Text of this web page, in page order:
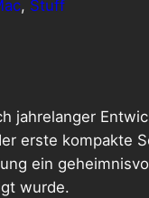
, Stuff
jahrelanger
erste kompakte
ein
wurde.